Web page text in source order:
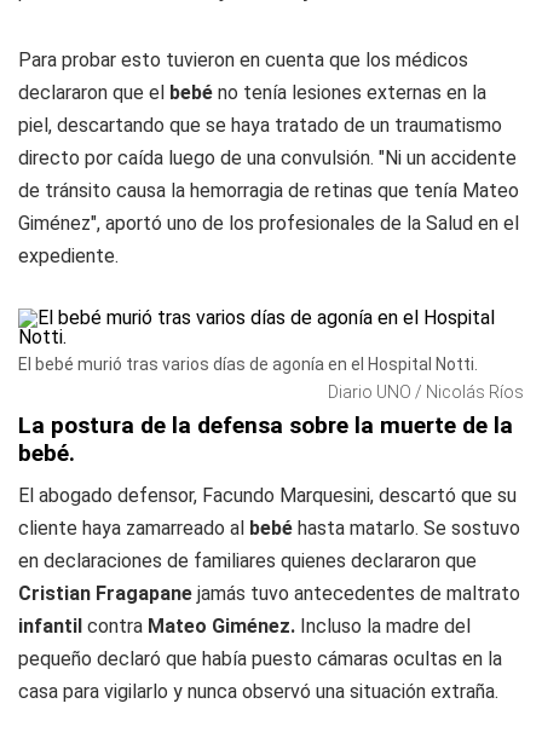
Para probar esto tuvieron en cuenta que los médicos
declararon que el bebé no tenía lesiones externas en la
piel, descartando que se haya tratado de un traumatismo
directo por caída luego de una convulsión. "Ni un accidente
de tránsito causa la hemorragia de retinas que tenía Mateo
Giménez", aportó uno de los profesionales de la Salud en el
expediente.
El bebé murió tras varios días de agonía en el Hospital Notti.
Diario UNO / Nicolás Ríos
La postura de la defensa sobre la muerte de la
bebé.
El abogado defensor, Facundo Marquesini, descartó que su
cliente haya zamarreado al bebé hasta matarlo. Se sostuvo
en declaraciones de familiares quienes declararon que
Cristian Fragapane jamás tuvo antecedentes de maltrato
infantil contra Mateo Giménez. Incluso la madre del
pequeño declaró que había puesto cámaras ocultas en la
casa para vigilarlo y nunca observó una situación extraña.